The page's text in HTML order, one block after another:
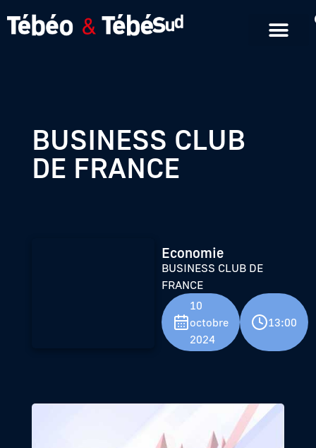
BUSINESS CLUB
DE FRANCE
Economie
BUSINESS CLUB DE
FRANCE
10
octobre
2024
13:00